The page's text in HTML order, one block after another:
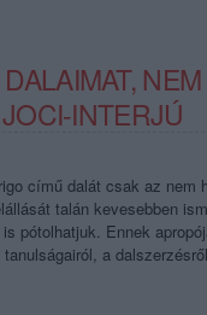
INTERJÚ
című dalát csak az nem
talán kevesebben
pótolhatjuk. Ennek
tanulságairól, a